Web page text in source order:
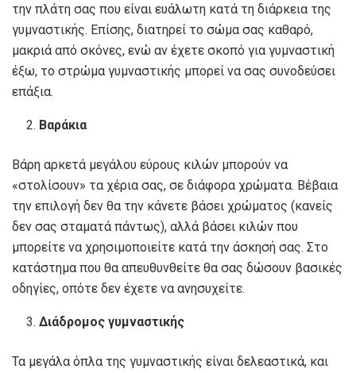
την πλάτη σας που είναι ευάλωτη κατά τη διάρκεια της
γυμναστικής. Επίσης, διατηρεί το σώμα σας καθαρό,
μακριά από σκόνες, ενώ αν έχετε σκοπό για γυμναστική
έξω, το στρώμα γυμναστικής μπορεί να σας συνοδεύσει
επάξια.
Βαράκια
Βάρη αρκετά μεγάλου εύρους κιλών μπορούν να
«στολίσουν» τα χέρια σας, σε διάφορα χρώματα. Βέβαια
την επιλογή δεν θα την κάνετε βάσει χρώματος (κανείς
δεν σας σταματά πάντως), αλλά βάσει κιλών που
μπορείτε να χρησιμοποιείτε κατά την άσκησή σας. Στο
κατάστημα που θα απευθυνθείτε θα σας δώσουν βασικές
οδηγίες, οπότε δεν έχετε να ανησυχείτε.
Διάδρομος γυμναστικής
Τα μεγάλα όπλα της γυμναστικής είναι δελεαστικά, και